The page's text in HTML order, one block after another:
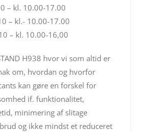
– kl. 10.00-17.00
– kl.- 10.00-17.00
– kl. 10.00-16,00
H938 hvor vi som altid er
om, hvordan og hvorfor
kan gøre en forskel for
if. funktionalitet,
minimering af slitage
og ikke mindst et reduceret